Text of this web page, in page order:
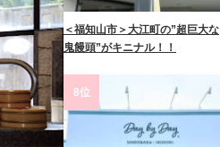
＜福知山市＞大江町の”超巨大な
鬼饅頭”がキニナル！！
8位